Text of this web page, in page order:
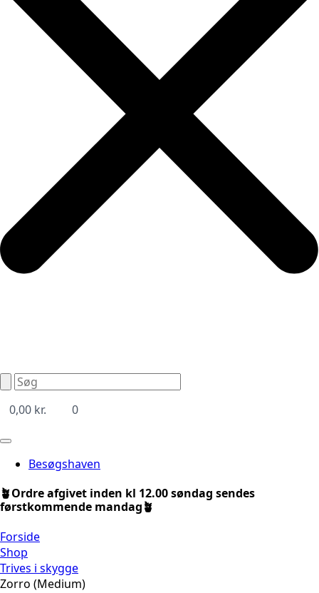
0,00 kr. 0
Besøgshaven
🪴Ordre afgivet inden kl 12.00 søndag sendes
førstkommende mandag🪴
Forside
Shop
Trives i skygge
Zorro (Medium)